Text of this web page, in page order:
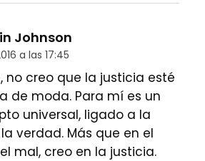
Johnson
a las 17:45
no creo que la justicia esté
de moda. Para mí es un
universal, ligado a la
verdad. Más que en el
mal, creo en la justicia.